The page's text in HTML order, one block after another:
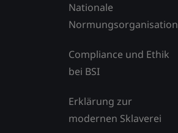
Nationale
Normungsorganisation
Compliance und Ethik
bei BSI
Erklärung zur
modernen Sklaverei